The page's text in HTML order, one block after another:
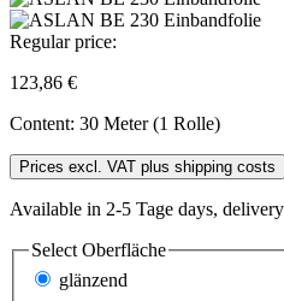
Regular price:
123,86 €
Content: 30 Meter (1 Rolle)
Prices excl. VAT plus shipping costs
Available in 2-5 Tage days,
Select Oberfläche
glänzend